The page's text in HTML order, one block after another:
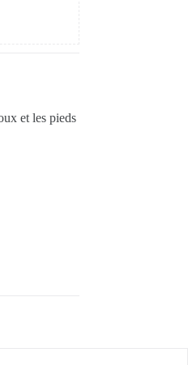
et les pieds